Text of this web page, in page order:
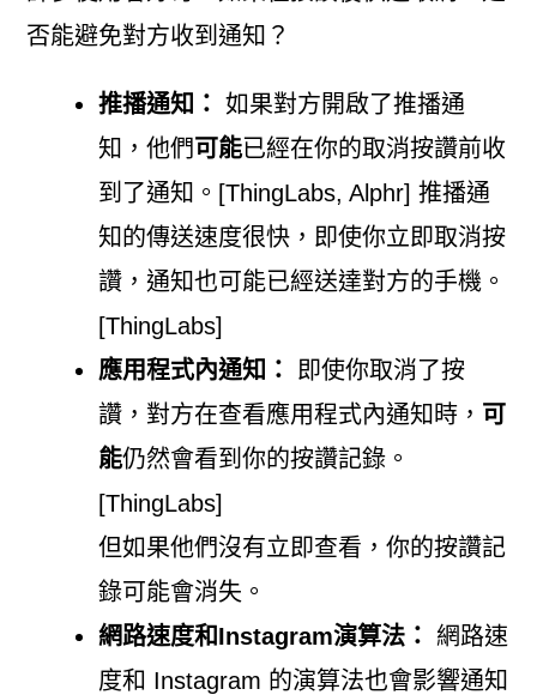
否能避免對方收到通知？
推播通知： 如果對方開啟了推播通
知，他們可能已經在你的取消按讚前收
到了通知。[ThingLabs, Alphr] 推播通
知的傳送速度很快，即使你立即取消按
讚，通知也可能已經送達對方的手機。
[ThingLabs]
應用程式內通知：
即使你取消了按
讚，對方在查看應用程式內通知時， 可
能仍然會看到你的按讚記錄。
[ThingLabs]
但如果他們沒有立即查看，你的按讚記
錄可能會消失。
網路速度和Instagram演算法：
網路速
度和 Instagram 的演算法也會影響通知